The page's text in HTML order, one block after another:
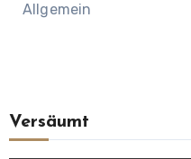
Allgemein
Versäumt